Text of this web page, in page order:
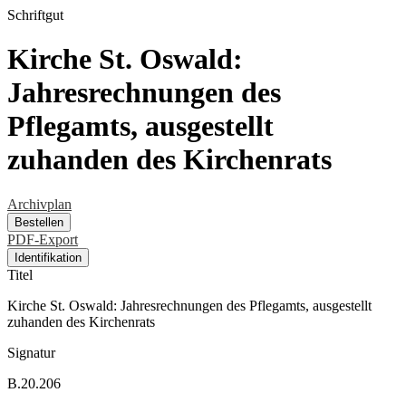
Schriftgut
Kirche St. Oswald:
Jahresrechnungen des
Pflegamts, ausgestellt
zuhanden des Kirchenrats
Archivplan
Bestellen
PDF-Export
Identifikation
Titel
Kirche St. Oswald: Jahresrechnungen des Pflegamts, ausgestellt
zuhanden des Kirchenrats
Signatur
B.20.206